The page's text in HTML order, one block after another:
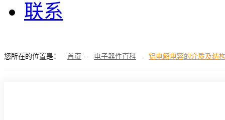
联系
您所在的位置是： 首页 - 电子器件百科 - 铝电解电容的介质及结